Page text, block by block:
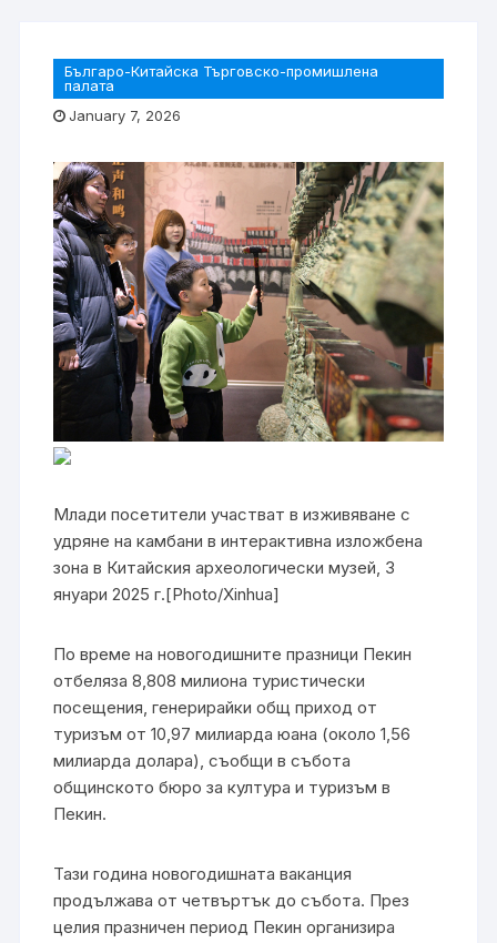
Българо-Китайска Търговско-промишлена
палaта
January 7, 2026
Млади посетители участват в изживяване с
удряне на камбани в интерактивна изложбена
зона в Китайския археологически музей, 3
януари 2025 г.[Photo/Xinhua]
По време на новогодишните празници Пекин
отбеляза 8,808 милиона туристически
посещения, генерирайки общ приход от
туризъм от 10,97 милиарда юана (около 1,56
милиарда долара), съобщи в събота
общинското бюро за култура и туризъм в
Пекин.
Тази година новогодишната ваканция
продължава от четвъртък до събота. През
целия празничен период Пекин организира